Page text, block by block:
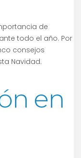
de
todo el año. Por
consejos
Navidad.
en